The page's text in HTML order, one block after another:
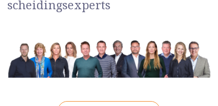
scheidingsexperts